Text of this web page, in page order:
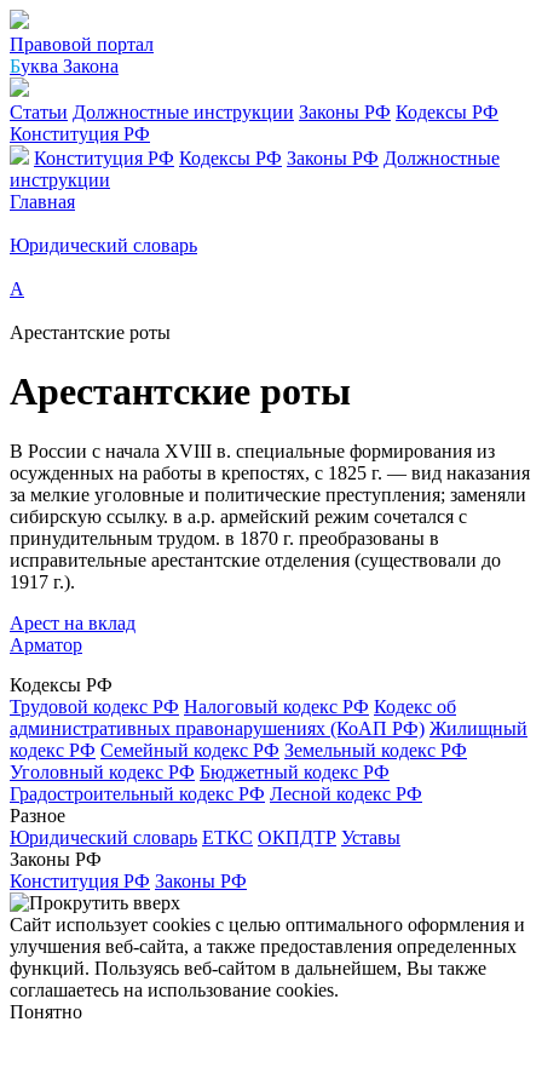
Правовой портал
Буква Закона
Статьи Должностные инструкции Законы РФ Кодексы РФ
Конституция РФ
Конституция РФ Кодексы РФ Законы РФ Должностные
инструкции
Главная
Юридический словарь
А
Арестантские роты
Арестантские роты
В России с начала XVIII в. специальные формирования из
осужденных на работы в крепостях, с 1825 г. — вид наказания
за мелкие уголовные и политические преступления; заменяли
сибирскую ссылку. в а.р. армейский режим сочетался с
принудительным трудом. в 1870 г. преобразованы в
исправительные арестантские отделения (существовали до
1917 г.).
Арест на вклад
Арматор
Кодексы РФ
Трудовой кодекс РФ Налоговый кодекс РФ Кодекс об
административных правонарушениях (КоАП РФ) Жилищный
кодекс РФ Семейный кодекс РФ Земельный кодекс РФ
Уголовный кодекс РФ Бюджетный кодекс РФ
Градостроительный кодекс РФ Лесной кодекс РФ
Разное
Юридический словарь ЕТКС ОКПДТР Уставы
Законы РФ
Конституция РФ Законы РФ
Сайт использует cookies с целью оптимального оформления и
улучшения веб-сайта, а также предоставления определенных
функций. Пользуясь веб-сайтом в дальнейшем, Вы также
соглашаетесь на использование cookies.
Понятно